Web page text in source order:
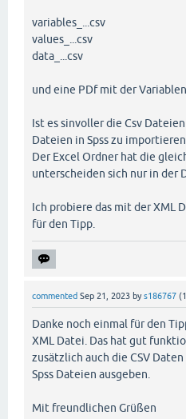
variables_...csv
values_...csv
data_...csv
und eine PDf mit der
Ist es sinvoller die Csv
Dateien in Spss zu
Der Excel Ordner hat die
unterscheiden sich nur in der
Ich probiere das mit der XML
für den Tipp.
commented Sep 21, 2023 bys186767 (
Danke noch einmal für den
XML Datei. Das hat gut
zusätzlich auch die CSV
Spss Dateien ausgeben.
Mit freundlichen Grüßen